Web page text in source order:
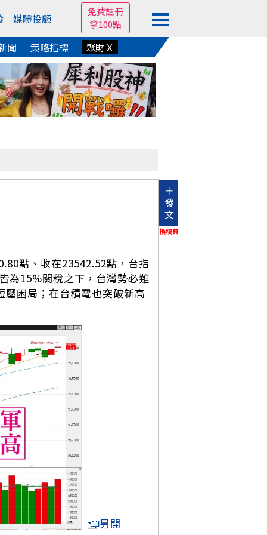
媒體投顧
免費註冊
拿100點
聞 策略指標 聚財Ｘ
＋
發
文
換稿費
點、收在23542.52點，台指
為15%關稅之下，台灣勢必難
困局；在台積電也突破新高
另開